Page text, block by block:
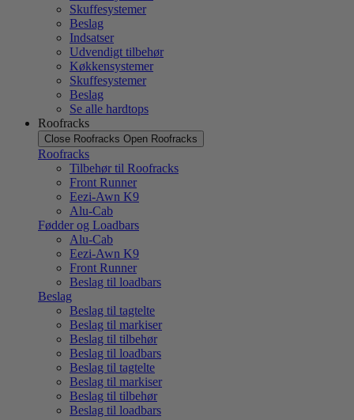
Skuffesystemer
Beslag
Indsatser
Udvendigt tilbehør
Køkkensystemer
Skuffesystemer
Beslag
Se alle hardtops
Roofracks
Close Roofracks Open Roofracks
Roofracks
Tilbehør til Roofracks
Front Runner
Eezi-Awn K9
Alu-Cab
Fødder og Loadbars
Alu-Cab
Eezi-Awn K9
Front Runner
Beslag til loadbars
Beslag
Beslag til tagtelte
Beslag til markiser
Beslag til tilbehør
Beslag til loadbars
Beslag til tagtelte
Beslag til markiser
Beslag til tilbehør
Beslag til loadbars